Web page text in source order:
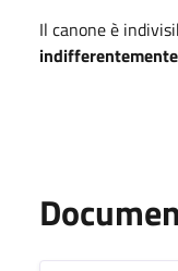
Il canone è